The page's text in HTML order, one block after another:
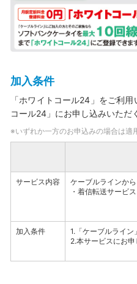
加入条件
「ホワイトコール24」をご利
コール24」にお申し込みいただ
※いずれか一方のお申込みの場合は適
サービス内容
ケーブルラインか
・着信転送サービ
加入条件
1.「ケーブルライン
2.本サービスにお